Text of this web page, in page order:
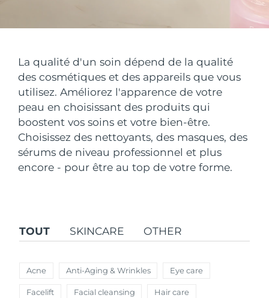
La qualité d'un soin dépend de la qualité
des cosmétiques et des appareils que vous
utilisez. Améliorez l'apparence de votre
peau en choisissant des produits qui
boostent vos soins et votre bien-être.
Choisissez des nettoyants, des masques, des
sérums de niveau professionnel et plus
encore - pour être au top de votre forme.
TOUT SKINCARE OTHER
Acne Anti-Aging & Wrinkles Eye care
Facelift Facial cleansing Hair care
Mes abonnements
FAQ™ Dual LED Panel
POPULAIRE
Pays de livraison
États-Unis Livraison estimée8/10/26
Royaume-Uni Livraison estimée
Espagne Livraison estimée
Australie Livraison estimée8/12/26
Canada Livraison estimée
Australie Livraison estimée